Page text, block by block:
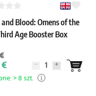
and Blood: Omens of the
Age Booster Box
€
> 8 szt.